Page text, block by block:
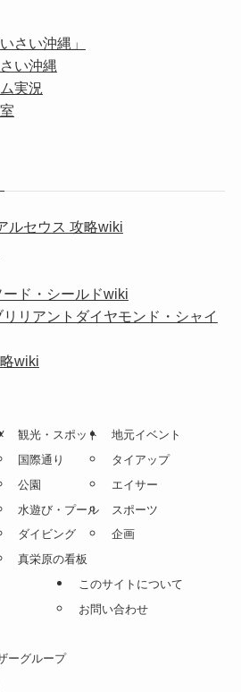
さい沖縄」
い沖縄
実況
ルセウス 攻略wiki
ド・シールドwiki
リアントダイヤモンド・シャイ
wiki
観光・スポット
国際通り
公園
水遊び・プール
ダイビング
真栄原の看板
地元イベント
タイアップ
エイサー
スポーツ
企画
ーグループ
このサイトについて
お問い合わせ